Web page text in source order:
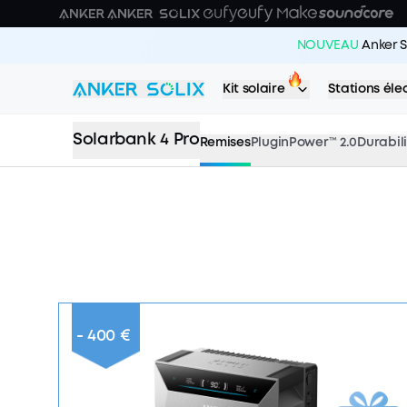
Skip to main content
NOUVEAU Anker
Kit solaire Stations
Solarbank 4 Pro RemisesPluginPower™ 2.0
- 400 €